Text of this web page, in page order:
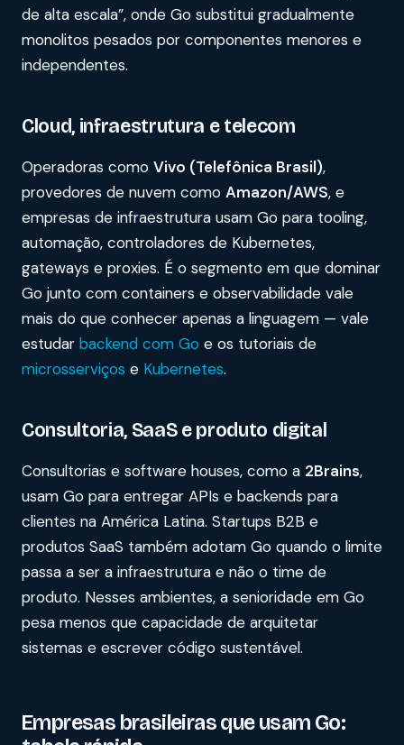
de alta escala”, onde Go substitui gradualmente
monolitos pesados por componentes menores e
independentes.
Cloud, infraestrutura e telecom
Operadoras como Vivo (Telefônica Brasil),
provedores de nuvem como Amazon/AWS, e
empresas de infraestrutura usam Go para tooling,
automação, controladores de Kubernetes,
gateways e proxies. É o segmento em que dominar
Go junto com containers e observabilidade vale
mais do que conhecer apenas a linguagem — vale
estudar backend com Go e os tutoriais de
microsserviços e Kubernetes.
Consultoria, SaaS e produto digital
Consultorias e software houses, como a 2Brains,
usam Go para entregar APIs e backends para
clientes na América Latina. Startups B2B e
produtos SaaS também adotam Go quando o limite
passa a ser a infraestrutura e não o time de
produto. Nesses ambientes, a senioridade em Go
pesa menos que capacidade de arquitetar
sistemas e escrever código sustentável.
Empresas brasileiras que usam Go: